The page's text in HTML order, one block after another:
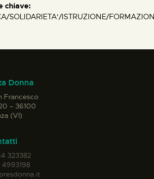
chiave:
SOLIDARIETA'/ISTRUZIONE/
Donna
Francesco
– 36100
(VI)
323382
4993198